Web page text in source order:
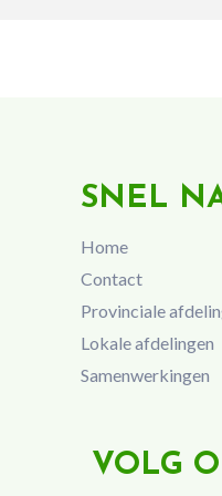
SNEL
Home
Contact
Provinciale
Lokale afdelingen
Samenwerkingen
VOLG